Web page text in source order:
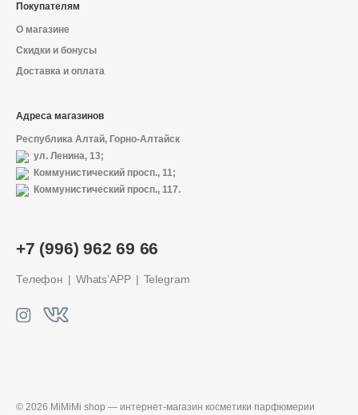
Политика конфиденциальности
+7 (996) 962 69 66
+7 (996) 962 69 66
Телефон Whats’APP Telegram
Покупателям
О магазине
Скидки и бонусы
Доставка и оплата
Адреса магазинов
Республика Алтай, Горно-Алтайск
ул. Ленина, 13;
Коммунистический просп., 11;
Коммунистический просп., 117.
© 2026 MiMiMi shop — интернет-магазин косметики парфюмерии